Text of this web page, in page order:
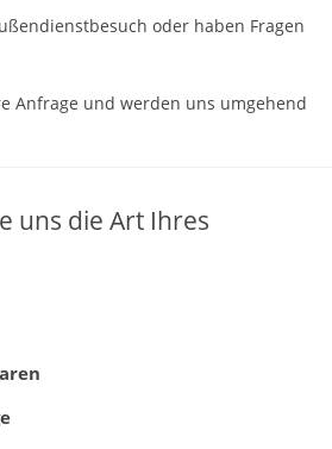
oder haben Fragen
Anfrage und werden uns umgehend
uns die Art Ihres